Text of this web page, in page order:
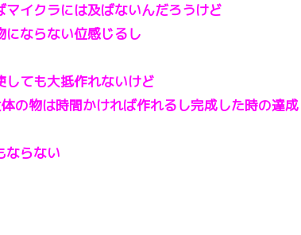
イクラには及ばないんだろうけど
にならない位感じるし
ても大抵作れないけど
の物は時間かければ作れるし完成した時の達成
ならない